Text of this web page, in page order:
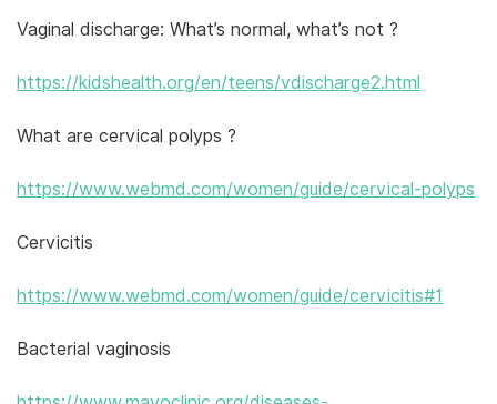
Vaginal discharge: What’s normal, what’s not ?
https://kidshealth.org/en/teens/vdischarge2.html
What are cervical polyps ?
https://www.webmd.com/women/guide/cervical-polyps
Cervicitis
https://www.webmd.com/women/guide/cervicitis#1
Bacterial vaginosis